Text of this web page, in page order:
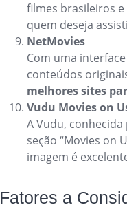
filmes brasileiros
quem deseja
NetMovies
Com uma
conteúdos
melhores sites
Vudu Movies on
A Vudu,
seção “Movies on
imagem é
Fatores a